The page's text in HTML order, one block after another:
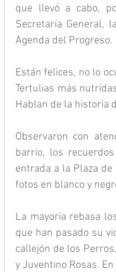
que llevó a cabo,
Secretaría General,
Agenda del Progreso.
Están felices, no lo
Tertulias más
Hablan de la historia
Observaron con
barrio, los
entrada a la Plaza
fotos en blanco y
La mayoría rebasa
que han pasado su
callejón de los
y Juventino Rosas.